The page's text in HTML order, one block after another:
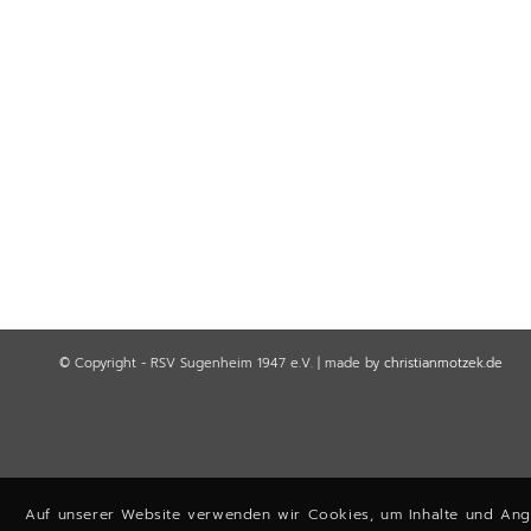
© Copyright - RSV Sugenheim 1947 e.V. | made by christianmotzek.de
Auf unserer Website verwenden wir Cookies, um Inhalte und